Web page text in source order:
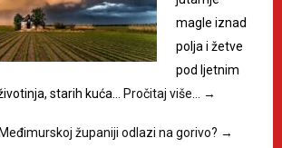
magle iznad
polja i žetve
pod ljetnim
starih kuća…
Pročitaj više… →
županiji odlazi na gorivo? →